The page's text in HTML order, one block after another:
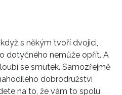
s někým tvoří dvojici,
dotyčného nemůže opřít. A
se smutek. Samozřejmě
dobrodružství
na to, že vám to spolu